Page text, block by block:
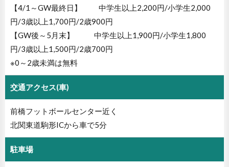
【4/1～GW最終日】 中学生以上2,200円/小学生2,000
円/3歳以上1,700円/2歳900円
【GW後～5月末】 中学生以上1,900円/小学生1,800
円/3歳以上1,500円/2歳700円
※0～2歳未満は無料
交通アクセス(車)
前橋フットボールセンター近く
北関東道駒形ICから車で5分
駐車場